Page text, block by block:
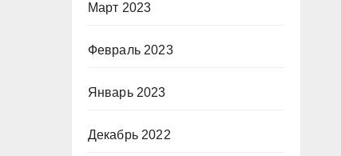
Март 2023
Февраль 2023
Январь 2023
Декабрь 2022